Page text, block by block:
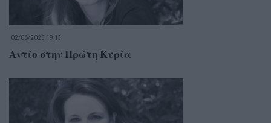
02/06/2025 19:13
Αντίο στην Πρώτη Κυρία